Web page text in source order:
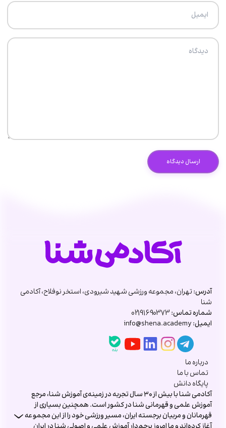
آدرس:تهران، مجموعه ورزشی شهید شیرودی، استخر نوفلاح، آکادمی
شنا
شماره تماس:02191690373
ایمیل:info@shena.academy
درباره ما
تماس با ما
پایگاه دانش
آکادمی شنا با بیش از ۳۰ سال تجربه در زمینه‌ی آموزش شنا، مرجع
آموزش علمی و قهرمانی شنا در کشور است. همچنین بسیاری از
قهرمانان و مربیان برجسته ایران، مسیر ورزشی خود را از این مجموعه